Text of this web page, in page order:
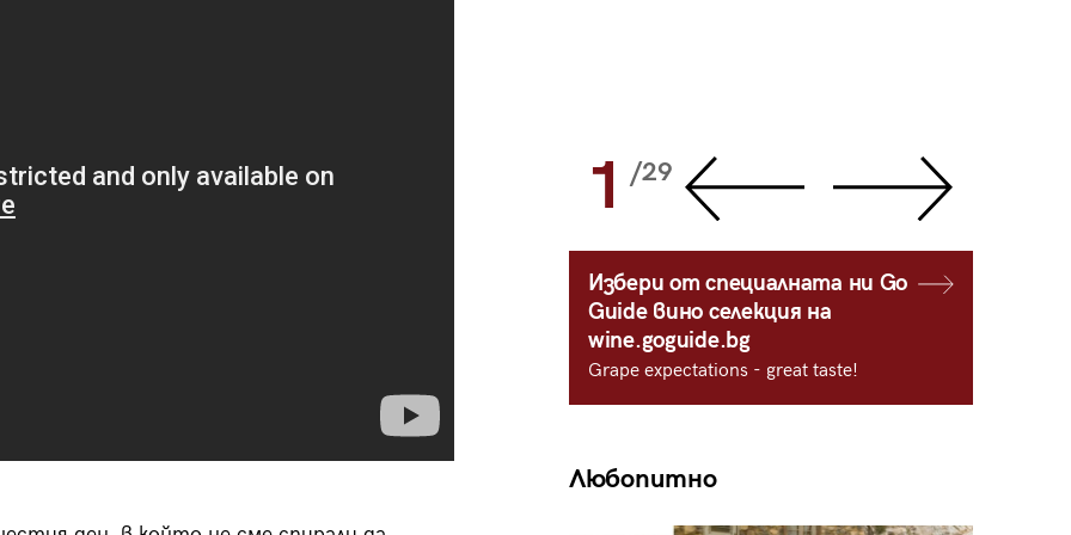
29/29 1 /29
Избери от специалната ни Go
Guide вино селекция на
wine.goguide.bg
Grape expectations - great taste!
Любопитно